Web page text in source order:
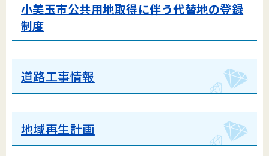
小美玉市公共用地取得に伴う代替地の登録
制度
道路工事情報
地域再生計画